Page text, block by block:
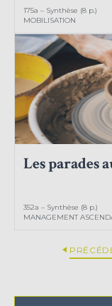
175a – Synthèse (8 p.)
MOBILISATION
Les parades
352a – Synthèse (8 p.)
MANAGEMENT